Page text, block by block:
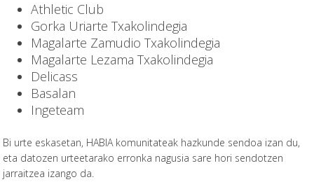
Athletic Club
Gorka Uriarte Txakolindegia
Magalarte Zamudio Txakolindegia
Magalarte Lezama Txakolindegia
Delicass
Basalan
Ingeteam
Bi urte eskasetan, HABIA komunitateak hazkunde sendoa izan du,
eta datozen urteetarako erronka nagusia sare hori sendotzen
jarraitzea izango da.